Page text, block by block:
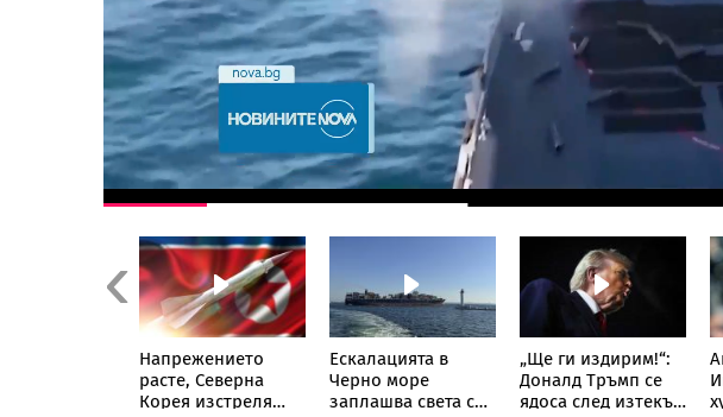
Previous
Напрежението
расте, Северна
Корея изстреля
Ескалацията в
Черно море
заплашва света с
„Ще ги издирим!“:
Доналд Тръмп се
ядоса след изтекъл